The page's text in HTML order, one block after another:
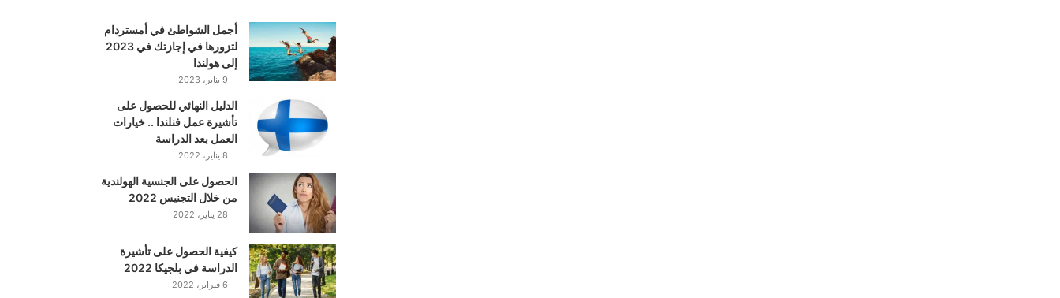
ل
ا
س
ي
ع
ر
ب
ي
ة
أجمل الشواطئ في أمستردام
لتزورها في إجازتك في 2023
إلى هولندا
9 يناير، 2023
الدليل النهائي للحصول على
تأشيرة عمل فنلندا .. خيارات
العمل بعد الدراسة
8 يناير، 2022
الحصول على الجنسية الهولندية
من خلال التجنيس 2022
28 يناير، 2022
كيفية الحصول على تأشيرة
الدراسة في بلجيكا 2022
6 فبراير، 2022